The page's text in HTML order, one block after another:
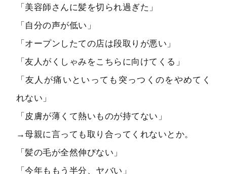
「美容師さんに髪を切られ過ぎた」
「自分の声が低い」
「オープンしたての店は段取りが悪い」
「友人がくしゃみをこちらに向けてくる」
「友人が痛いといっても突っつくのをやめてく
れない」
「皮膚が薄くて熱いものが持てない」
→母親に言っても取り合ってくれないとか。
「髪の毛が全然伸びない」
「今年ももう半分、ヤバい」